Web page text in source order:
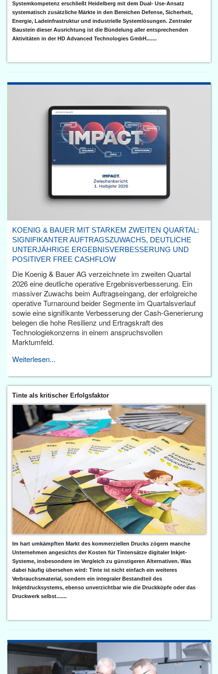
Systemkompetenz erschließt Heidelberg mit dem Dual- Use-Ansatz
systematisch zusätzliche Märkte in den Bereichen Defense, Sicherheit,
Energie, Ladeinfrastruktur und industrielle Systemlösungen. Zentraler
Baustein dieser Ausrichtung ist die Bündelung aller entsprechenden
Aktivitäten in der HD Advanced Technologies GmbH.......
KOENIG & BAUER MIT STARKEM ZWEITEN QUARTAL:
SIGNIFIKANTER AUFTRAGSZUWACHS, DEUTLICHE
UNTERJÄHRIGE ERGEBNISVERBESSERUNG UND
POSITIVER FREE CASHFLOW
Die Koenig & Bauer AG verzeichnete im zweiten Quartal
2026 eine deutliche operative Ergebnisverbesserung. Ein
massiver Zuwachs beim Auftragseingang, der erfolgreiche
operative Turnaround beider Segmente im Quartalsverlauf
sowie eine signifikante Verbesserung der Cash-Generierung
belegen die hohe Resilienz und Ertragskraft des
Technologiekonzerns in einem anspruchsvollen
Marktumfeld.
Weiterlesen...
Tinte als kritischer Erfolgsfaktor
Im hart umkämpften Markt des kommerziellen Drucks zögern manche
Unternehmen angesichts der Kosten für Tintensätze digitaler Inkjet-
Systeme, insbesondere im Vergleich zu günstigeren Alternativen. Was
dabei häufig übersehen wird: Tinte ist nicht einfach ein weiteres
Verbrauchsmaterial, sondern ein integraler Bestandteil des
Inkjetdrucksystems, ebenso unverzichtbar wie die Druckköpfe oder das
Druckwerk selbst.......